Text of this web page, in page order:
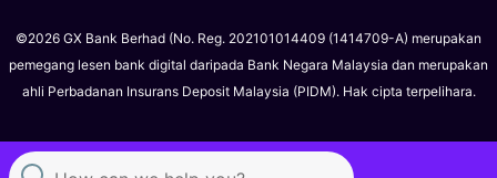
©2026 GX Bank Berhad (No. Reg. 202101014409 (1414709-A) merupakan
pemegang lesen bank digital daripada Bank Negara Malaysia dan merupakan
ahli Perbadanan Insurans Deposit Malaysia (PIDM). Hak cipta terpelihara.